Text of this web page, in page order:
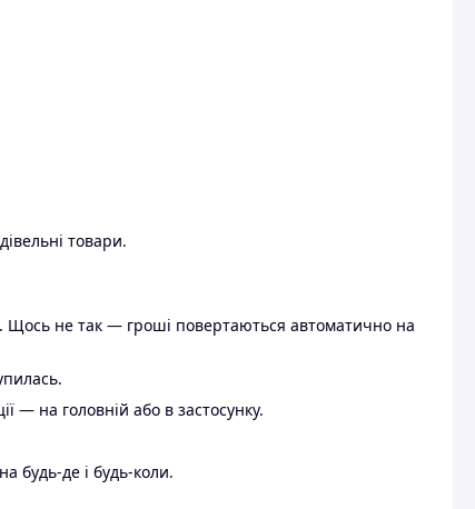
товари.
Щось не так — гроші повертаються автоматично на
— на головній або в застосунку.
будь-де і будь-коли.